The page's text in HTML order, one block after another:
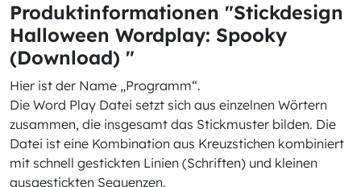
Produktinformationen "Stickdesign
Halloween Wordplay: Spooky
(Download) "
Hier ist der Name „Programm“.
Die Word Play Datei setzt sich aus einzelnen Wörtern
zusammen, die insgesamt das Stickmuster bilden. Die
Datei ist eine Kombination aus Kreuzstichen kombiniert
mit schnell gestickten Linien (Schriften) und kleinen
ausgestickten Sequenzen.